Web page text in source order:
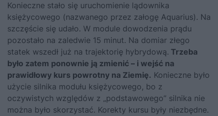
Konieczne stało się uruchomienie lądownika
księżycowego (nazwanego przez załogę Aquarius). Na
szczęście się udało. W module dowodzenia prądu
pozostało na zaledwie 15 minut. Na domiar złego
statek wszedł już na trajektorię hybrydową. Trzeba
było zatem ponownie ją zmienić – i wejść na
prawidłowy kurs powrotny na Ziemię. Konieczne było
użycie silnika modułu księżycowego, bo z
oczywistych względów z „podstawowego” silnika nie
można było skorzystać. Korekty kursu były niezbędne.